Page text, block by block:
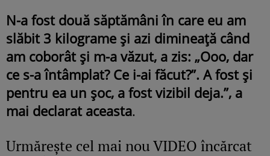
N-a fost două săptămâni în care eu am
slăbit 3 kilograme și azi dimineață când
am coborât și m-a văzut, a zis: „Ooo, dar
ce s-a întâmplat? Ce i-ai făcut?”. A fost și
pentru ea un șoc, a fost vizibil deja.”, a
mai declarat aceasta.
Urmăreşte cel mai nou VIDEO încărcat